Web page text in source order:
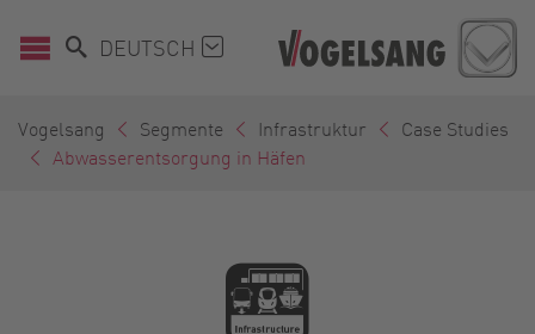
DEUTSCH
Vogelsang Segmente Infrastruktur
Case Studies
Abwasserentsorgung in Häfen